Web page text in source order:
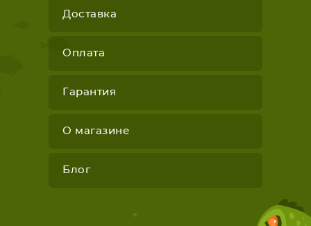
Доставка
Оплата
Гарантия
О магазине
Блог